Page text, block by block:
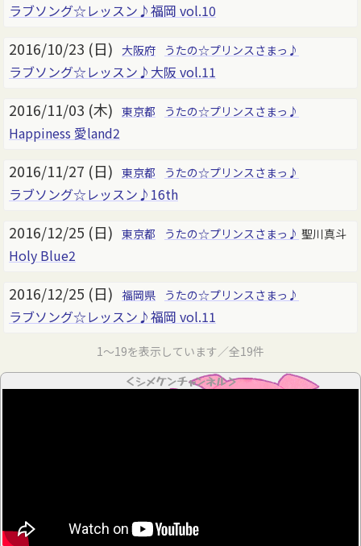
ラブソング☆レッスン♪福岡 vol.10
2016/10/23 (日) 大阪府 うたの☆プリンスさまっ♪
ラブソング☆レッスン♪大阪 vol.11
2016/11/03 (木) 東京都 うたの☆プリンスさまっ♪
Happiness 愛land2
2016/11/27 (日) 東京都 うたの☆プリンスさまっ♪
ラブソング☆レッスン♪16th
2016/12/25 (日) 東京都 うたの☆プリンスさまっ♪ 聖川真斗
Holy Blue2
2016/12/25 (日) 福岡県 うたの☆プリンスさまっ♪
ラブソング☆レッスン♪福岡 vol.11
1～19を表示しています／全19件
＜シメケンチャンネル＞